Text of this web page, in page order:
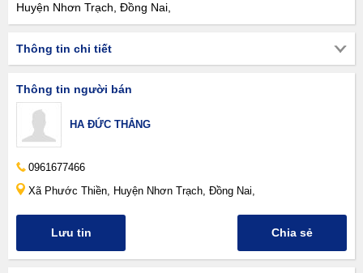
Huyện Nhơn Trạch, Đồng Nai,
Thông tin chi tiết
Thông tin người bán
HA ĐỨC THẮNG
0961677466
Xã Phước Thiền, Huyện Nhơn Trạch, Đồng Nai,
Lưu tin Chia sẻ